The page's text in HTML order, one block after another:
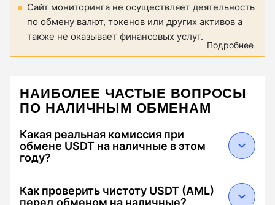
Сайт мониторинга не осуществляет деятельность
по обмену валют, токенов или других активов а
также не оказывает финансовых услуг.
Подробнее
НАИБОЛЕЕ ЧАСТЫЕ ВОПРОСЫ
ПО НАЛИЧНЫМ ОБМЕНАМ
Какая реальная комиссия при
обмене USDT на наличные в этом
году?
составляет от 0.5% до 2.5%. Она складывается
Как проверить чистоту USDT (AML)
перед обменом на наличные?